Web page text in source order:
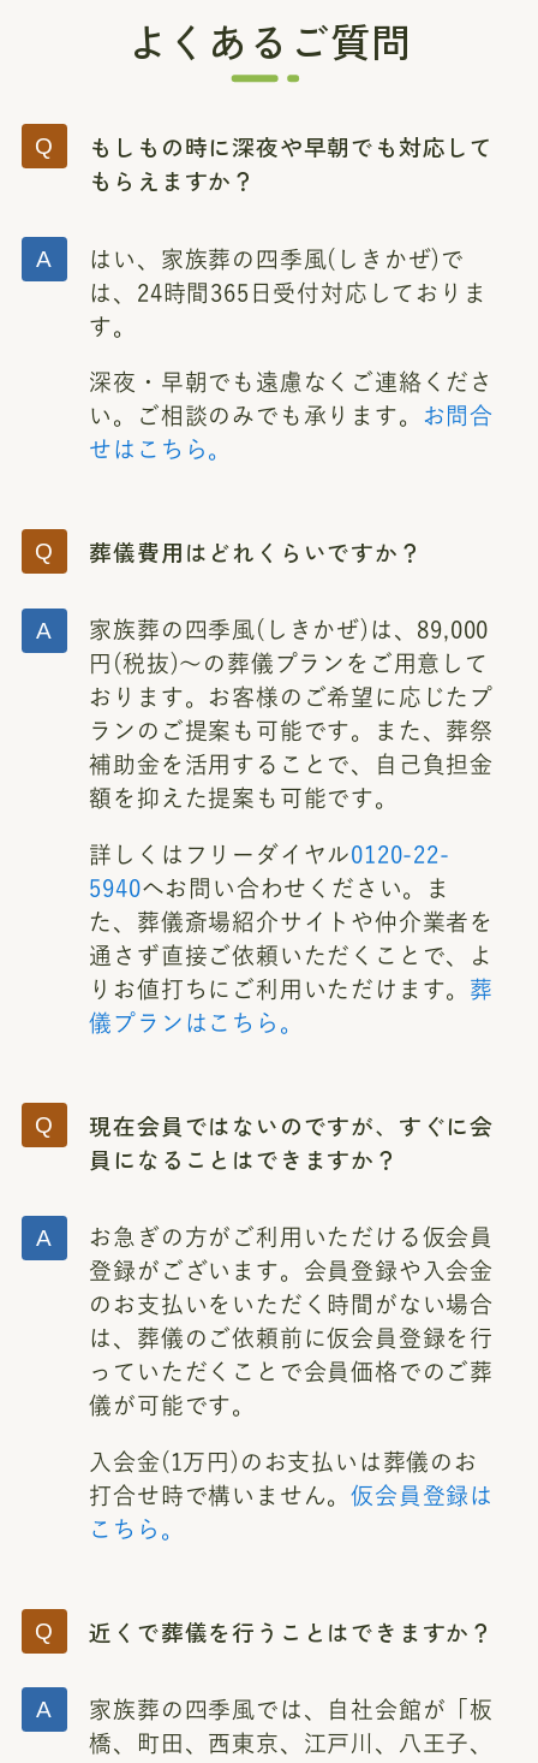
よくあるご質問
もしもの時に深夜や早朝でも対応して
もらえますか？
はい、家族葬の四季風(しきかぜ)で
は、24時間365日受付対応しておりま
す。
深夜・早朝でも遠慮なくご連絡くださ
い。ご相談のみでも承ります。 お問合
せはこちら。
葬儀費用はどれくらいですか？
家族葬の四季風(しきかぜ)は、89,000
円(税抜)～の葬儀プランをご用意して
おります。お客様のご希望に応じたプ
ランのご提案も可能です。また、葬祭
補助金を活用することで、自己負担金
額を抑えた提案も可能です。
詳しくはフリーダイヤル0120-22-
5940へお問い合わせください。ま
た、葬儀斎場紹介サイトや仲介業者を
通さず直接ご依頼いただくことで、よ
りお値打ちにご利用いただけます。 葬
儀プランはこちら。
現在会員ではないのですが、すぐに会
員になることはできますか？
お急ぎの方がご利用いただける仮会員
登録がございます。会員登録や入会金
のお支払いをいただく時間がない場合
は、葬儀のご依頼前に仮会員登録を行
っていただくことで会員価格でのご葬
儀が可能です。
入会金(1万円)のお支払いは葬儀のお
打合せ時で構いません。仮会員登録は
こちら。
近くで葬儀を行うことはできますか？
家族葬の四季風では、自社会館が「板
橋、町田、西東京、江戸川、八王子、